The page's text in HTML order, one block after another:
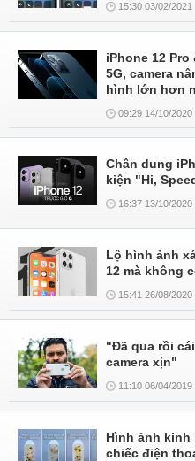
15:30 03/02/2021
iPhone 12 Pro
5G, camera
hình lớn hơn
09:29 14/10/2020
Chân dung
kiện "Hi,
16:37 13/10/2020
Lộ hình ảnh
12 mà không
15:41 26/08/2020
"Đã qua rồi
camera xịn"
11:10 06/04/2019
Hình ảnh kinh
chiếc điện